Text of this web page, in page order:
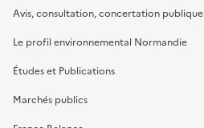
Avis, consultation, concertation publique
Le profil environnemental Normandie
Études et Publications
Marchés publics